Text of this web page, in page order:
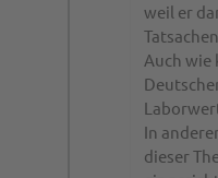
weil er
Auch wie
In
dieser